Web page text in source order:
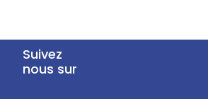
Suivez
nous sur